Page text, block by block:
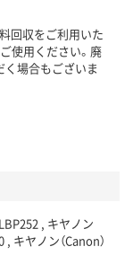
回収をご利用いた
使用ください。廃
場合もございま
, キヤノン
, キヤノン（Canon）